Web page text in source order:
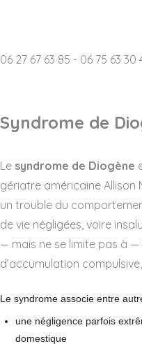
06 27 67 63 85 - 06 75 63 30
Syndrome de
Le syndrome de Diogène
gériatre américaine Allison
un trouble du
de vie négligées, voire
— mais ne se limite pas à
d’accumulation
Le syndrome associe entre
une négligence parfois
domestique